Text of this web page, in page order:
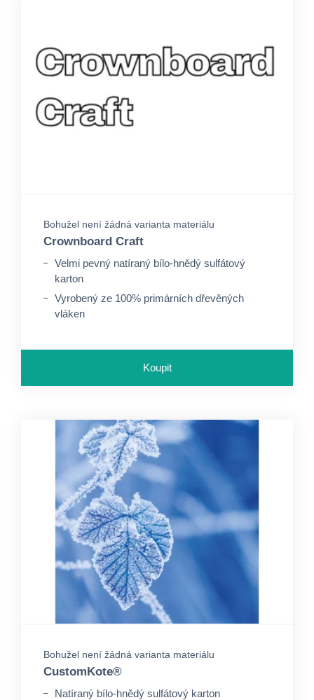
Bohužel není žádná varianta materiálu
Crownboard Craft
Velmi pevný natíraný bílo-hnědý sulfátový
karton
Vyrobený ze 100% primárních dřevěných
vláken
Koupit
Bohužel není žádná varianta materiálu
CustomKote®
Natíraný bílo-hnědý sulfátový karton